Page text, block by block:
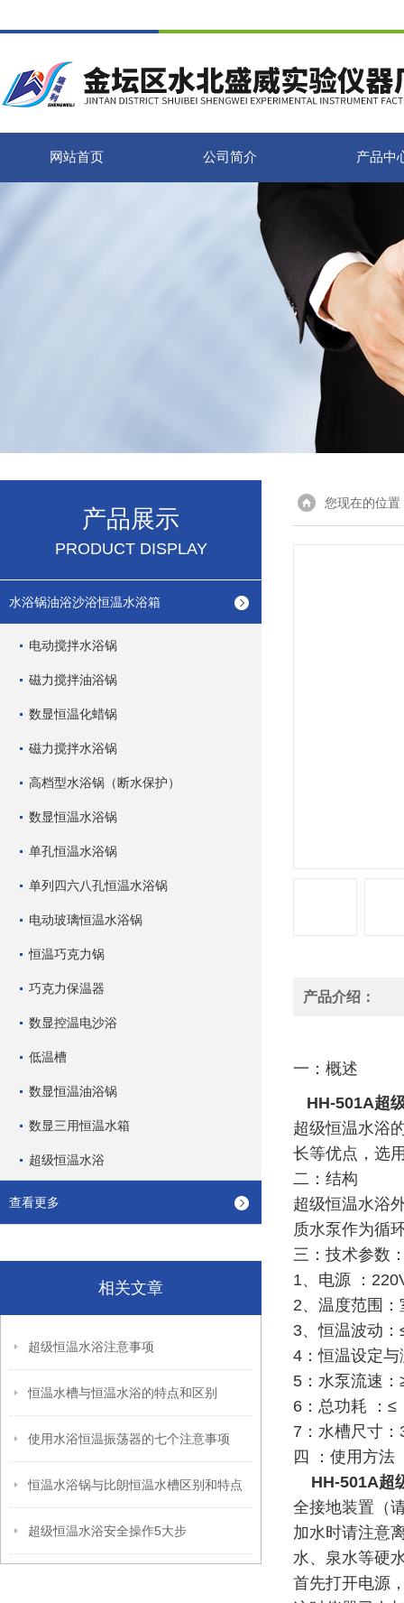
网站首页 公司简介 产品中
产品展示
PRODUCT DISPLAY
水浴锅油浴沙浴恒温水浴箱
电动搅拌水浴锅
磁力搅拌油浴锅
数显恒温化蜡锅
磁力搅拌水浴锅
高档型水浴锅（断水保护）
数显恒温水浴锅
单孔恒温水浴锅
单列四六八孔恒温水浴锅
电动玻璃恒温水浴锅
恒温巧克力锅
巧克力保温器
数显控温电沙浴
低温槽
数显恒温油浴锅
数显三用恒温水箱
超级恒温水浴
查看更多
相关文章
超级恒温水浴注意事项
恒温水槽与恒温水浴的特点和区别
使用水浴恒温振荡器的七个注意事项
恒温水浴锅与比朗恒温水槽区别和特点
超级恒温水浴安全操作5大步
您现在的位置
产品介绍：
一：概述
HH-501A超
超级恒温水浴
长等优点，选
二：结构
超级恒温水浴
质水泵作为循
三：技术参数
1、电源 ：
2、温度范围
3、恒温波动
4：恒温设定
5：水泵流速
6：总功耗 ：
7：水槽尺寸
四 ：使用方法
HH-501A超
全接地装置（
加水时请注意
水、泉水等硬
首先打开电源